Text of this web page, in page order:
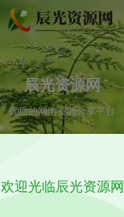
辰光资源网
优质的网络资源分享平台
欢迎光临辰光资源网